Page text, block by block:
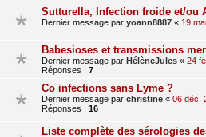
Sutturella, Infection froide et/ou
Dernier message par yoann8887 « 19
Babesioses et transmissions
Dernier message par HélèneJules « 24
Réponses : 7
Co infections sans Lyme ?
Dernier message par christine « 06 déc.
Réponses : 16
Liste complète des sérologies